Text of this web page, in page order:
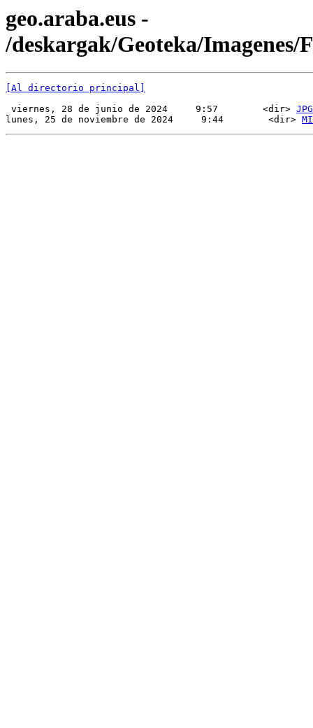
geo.araba.eus -
/deskargak/Geoteka/Imagenes/
[Al directorio principal]
viernes, 28 de junio de 2024     9:57        <dir> JPG
lunes, 25 de noviembre de 2024     9:44        <dir>